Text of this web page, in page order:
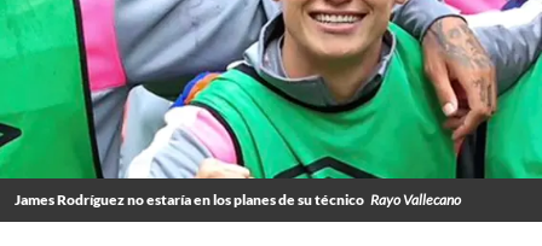
James Rodríguez no estaría en los planes de su técnico Rayo Vallecano